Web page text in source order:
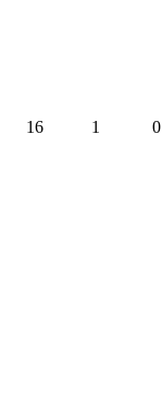
16 1 0